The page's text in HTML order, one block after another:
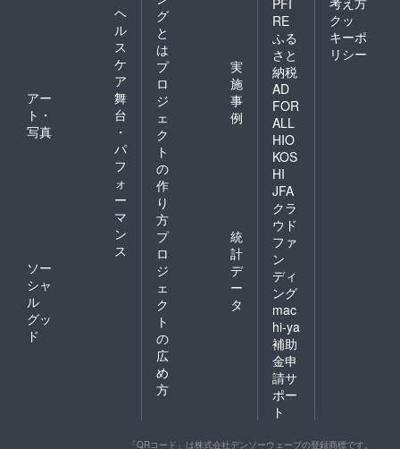
ヘ
ル
ス
ケ
ア
アー
ト・
写真
舞
台
・
パ
フ
ォ
ー
マ
ン
ス
ソー
シャ
ル
グッ
ド
グ
と
は
プ
ロ
ジ
ェ
ク
ト
の
作
り
方
実
施
事
例
プ
ロ
ジ
ェ
ク
ト
の
広
め
方
統
計
デ
ー
タ
RE
ふる
さと
納税
AD
FOR
ALL
HIO
KOS
HI
JFA
クラ
ウド
ファ
ン
ディ
ング
mac
hi-ya
補助
金申
請サ
ポー
ト
クッ
キーポ
リシー
「QRコード」は株式会社デンソーウェーブの登録商標です。